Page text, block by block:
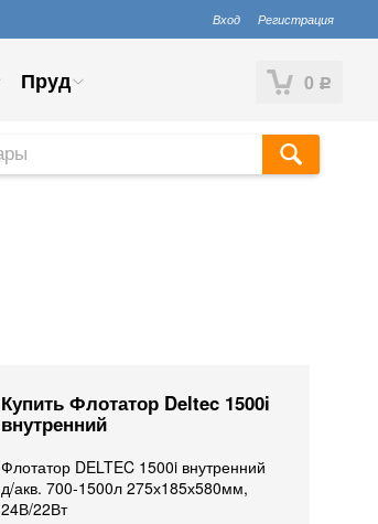
Вход Регистрация
0 Р
Пруд
Купить Флотатор Deltec 1500i
внутренний
Флотатор DELTEC 1500i внутренний
д/акв. 700-1500л 275х185х580мм,
24В/22Вт